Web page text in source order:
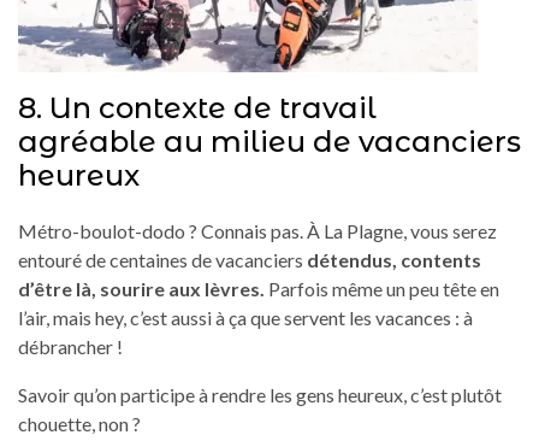
8. Un contexte de travail
agréable au milieu de vacanciers
heureux
Métro-boulot-dodo ? Connais pas. À La Plagne, vous serez
entouré de centaines de vacanciers détendus, contents
d’être là, sourire aux lèvres. Parfois même un peu tête en
l’air, mais hey, c’est aussi à ça que servent les vacances : à
débrancher !
Savoir qu’on participe à rendre les gens heureux, c’est plutôt
chouette, non ?